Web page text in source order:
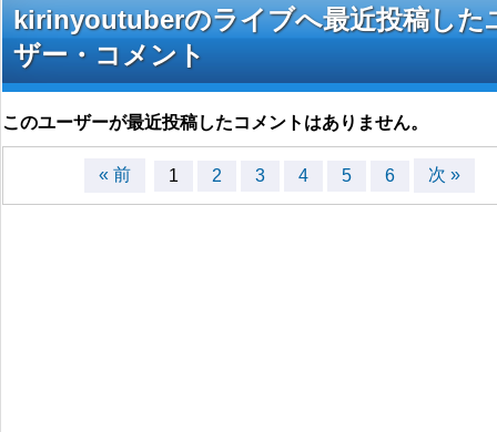
kirinyoutuberのライブへ最近投稿した
ザー・コメント
このユーザーが最近投稿したコメントはありません。
« 前 1 2 3 4 5 6 次 »